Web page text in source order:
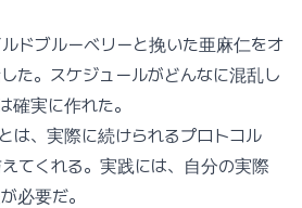
ドブルーベリーと挽いた亜麻仁をオ
た。スケジュールがどんなに混乱し
確実に作れた。
は、実際に続けられるプロトコル
てくれる。実践には、自分の実際
必要だ。